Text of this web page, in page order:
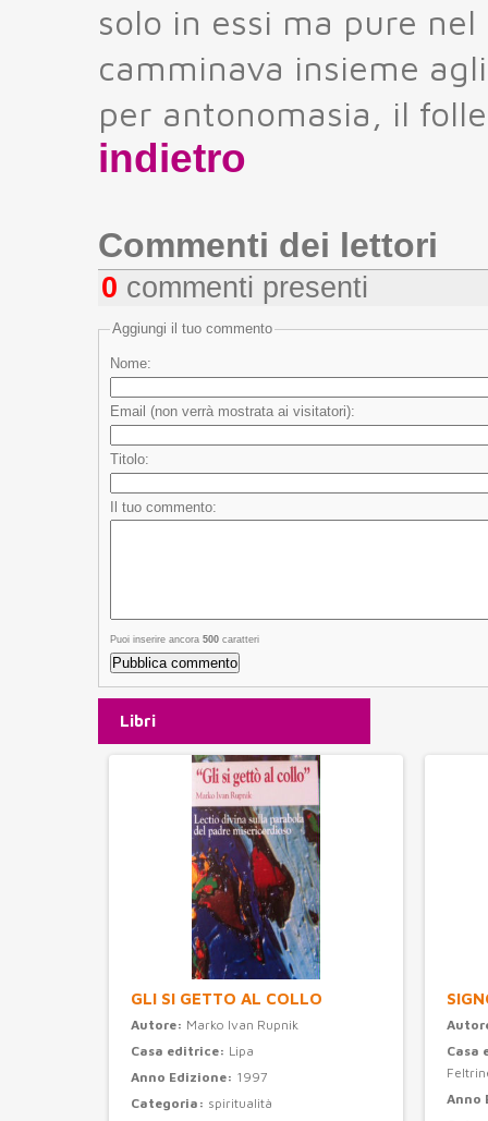
solo in essi ma pure
camminava insieme
per antonomasia, il
indietro
Commenti dei lettori
0 commenti presenti
Aggiungi il tuo commento
Nome:
Email (non verrà mostrata ai visitatori):
Titolo:
Il tuo commento:
Puoi inserire ancora 500 caratteri
Libri
GLI SI GETTO AL COLLO
Autore: Marko Ivan Rupnik
Casa editrice: Lipa
Anno Edizione: 1997
Categoria: spiritualità
Casa
Anno